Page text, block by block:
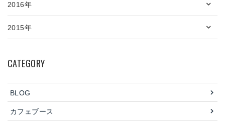
2016年
2015年
CATEGORY
BLOG
カフェブース